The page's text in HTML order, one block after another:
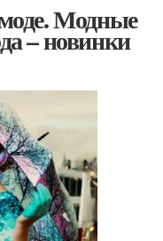
Модные
– новинки